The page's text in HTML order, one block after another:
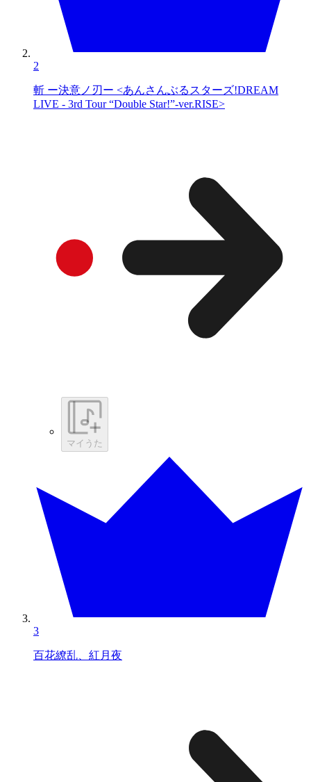
2
斬 ー決意ノ刃ー <あんさんぶるスターズ!DREAM
LIVE - 3rd Tour “Double Star!”-ver.RISE>
マイうた
3
百花繚乱、紅月夜